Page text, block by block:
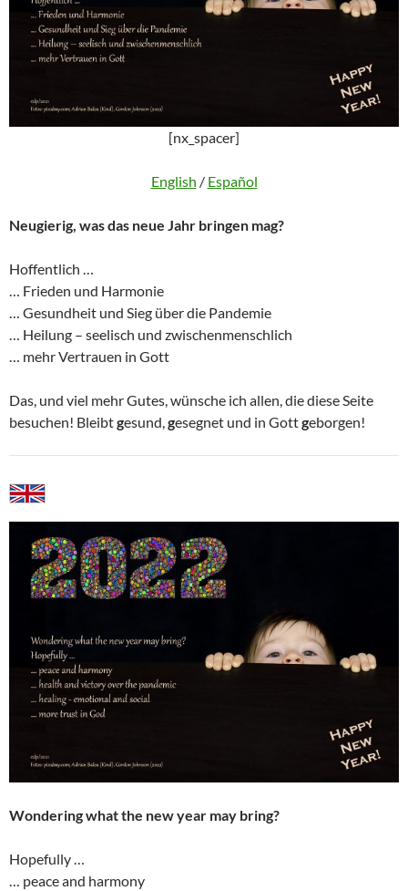
[nx_spacer]
English / Español
Neugierig, was das neue Jahr bringen mag?
Hoffentlich …
… Frieden und Harmonie
… Gesundheit und Sieg über die Pandemie
… Heilung – seelisch und zwischenmenschlich
… mehr Vertrauen in Gott
Das, und viel mehr Gutes, wünsche ich allen, die diese Seite
besuchen! Bleibtgesund,gesegnet und in Gottgeborgen!
Wondering what the new year may bring?
Hopefully …
… peace and harmony